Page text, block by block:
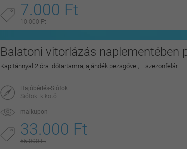
7.000 Ft
10.000 Ft
Balatoni vitorlázás naplementében
Kapitánnyal 2 óra időtartamra, ajándék pezsgővel, + szezonfelár
Hajóbérlés-Siófok
Siófoki kikötő
maikupon
33.000 Ft
55.000 Ft